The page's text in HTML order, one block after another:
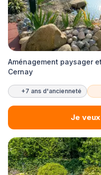
Aménagement paysager
Cernay
+7 ans d'ancienneté
Je